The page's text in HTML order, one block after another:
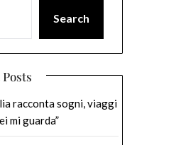
Search
racconta sogni, viaggi
mi guarda”